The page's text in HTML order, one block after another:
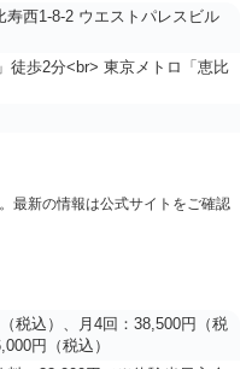
寿西1-8-2 ウエストパレスビル
徒歩2分<br> 東京メトロ「恵比
最新の情報は公式サイトをご確認
税込）、月4回：38,500円（税
円（税込）